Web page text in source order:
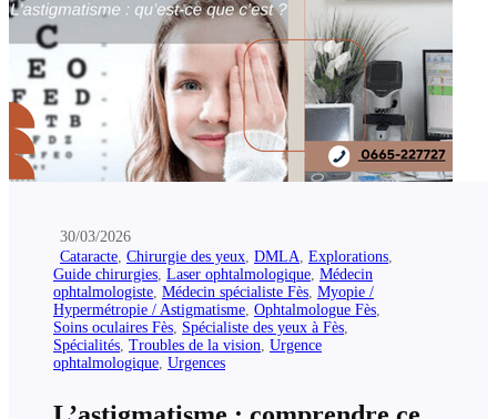
30/03/2026
Cataracte, Chirurgie des yeux, DMLA, Explorations,
Guide chirurgies, Laser ophtalmologique, Médecin
ophtalmologiste, Médecin spécialiste Fès, Myopie /
Hypermétropie / Astigmatisme, Ophtalmologue Fès,
Soins oculaires Fès, Spécialiste des yeux à Fès,
Spécialités, Troubles de la vision, Urgence
ophtalmologique, Urgences